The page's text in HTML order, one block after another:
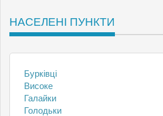
НАСЕЛЕНІ ПУНКТИ
Бурківці
Високе
Галайки
Голодьки